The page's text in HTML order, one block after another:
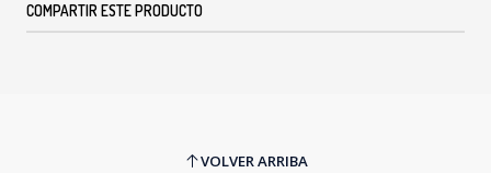
COMPARTIR ESTE PRODUCTO
VOLVER ARRIBA